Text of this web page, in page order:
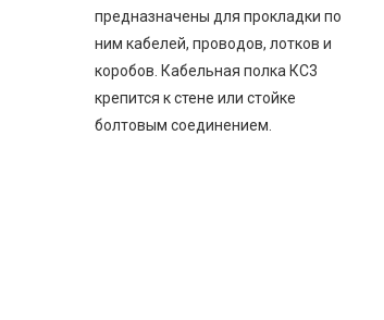
предназначены для прокладки по
ним кабелей, проводов, лотков и
коробов. Кабельная полка КС3
крепится к стене или стойке
болтовым соединением.